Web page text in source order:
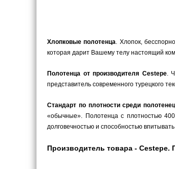
Хлопковые полотенца. Хлопок,
которая дарит Вашему телу настоящий
Полотенца от производителя Cestepe.
представитель современного турецкого
Стандарт по плотности среди
«обычные». Полотенца с плотностью
долговечностью и способностью
Производитель товара - Cestepe.